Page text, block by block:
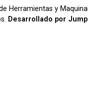
Herramientas y
Desarrollado por